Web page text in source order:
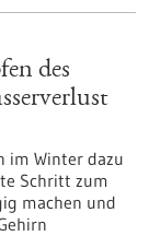
des
im Winter dazu
Schritt zum
machen und